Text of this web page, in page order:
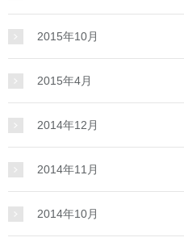
2015年10月
2015年4月
2014年12月
2014年11月
2014年10月